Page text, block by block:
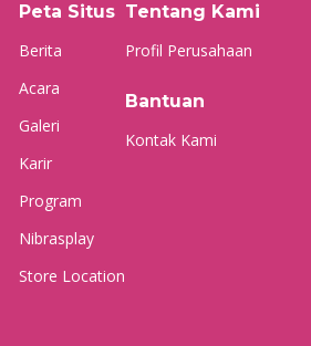
Peta Situs
Berita
Acara
Galeri
Karir
Program
Nibrasplay
Store Location
Tentang Kami
Profil Perusahaan
Bantuan
Kontak Kami